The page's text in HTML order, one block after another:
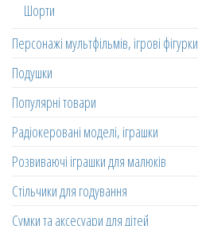
Шорти
Персонажі мультфільмів, ігрові фігурки
Подушки
Популярні товари
Радіокеровані моделі, іграшки
Розвиваючі іграшки для малюків
Стільчики для годування
Сумки та аксесуари для дітей